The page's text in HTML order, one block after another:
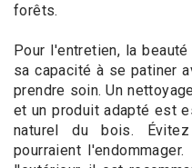
forêts.
Pour l'entretien, la
sa capacité à se patiner
prendre soin. Un
et un produit adapté est
naturel du bois.
pourraient